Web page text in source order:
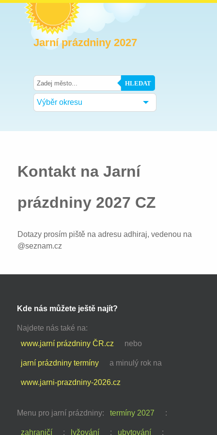
Jarní prázdniny 2027
HLEDAT
Výběr okresu
Kontakt na Jarní
prázdniny 2027 CZ
Dotazy prosím piště na adresu adhiraj, vedenou na
@seznam.cz
Kde nás můžete ještě najít?
Najdete nás také na:
www.jarní prázdniny ČR.cz
nebo
jarní prázdniny termíny a minulý rok na
www.jarni-prazdniny-2026.cz
Menu pro jarní prázdniny: termíny 2027 :
zahraničí : lyžování : ubytování :